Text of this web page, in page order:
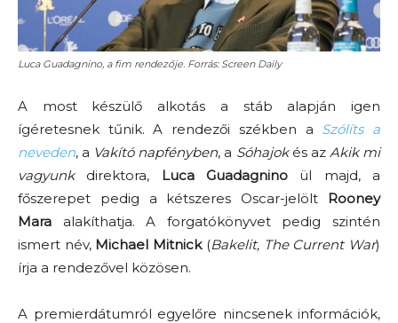
Luca Guadagnino, a fim rendezője. Forrás: Screen Daily
A most készülő alkotás a stáb alapján igen
ígéretesnek tűnik. A rendezői székben a Szólíts a
neveden, a Vakító napfényben, a Sóhajokés az Akik mi
vagyunkdirektora, Luca Guadagnino ül majd, a
főszerepet pedig a kétszeres Oscar-jelölt Rooney
Mara alakíthatja. A forgatókönyvet pedig szintén
ismert név, Michael Mitnick(Bakelit, The Current War)
írja a rendezővel közösen.
A premierdátumról egyelőre nincsenek információk,